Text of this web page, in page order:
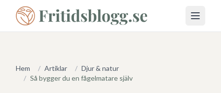
Öppna
Hem / Artiklar / Djur & natur
/ Så bygger du en fågelmatare själv